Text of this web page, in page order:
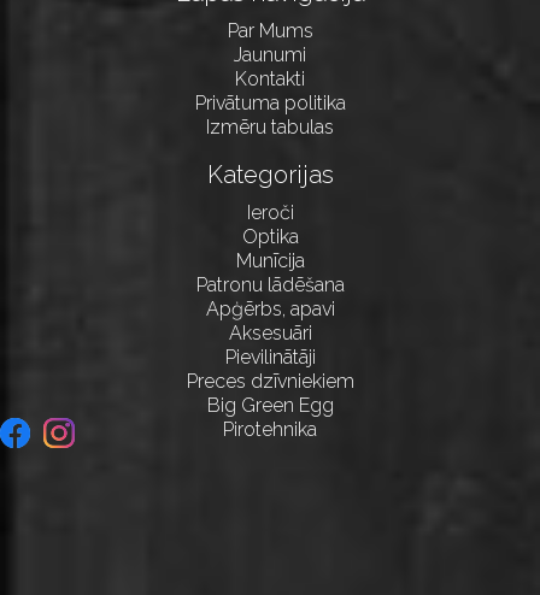
Par Mums
Jaunumi
Kontakti
Privātuma politika
Izmēru tabulas
Kategorijas
Ieroči
Optika
Munīcija
Patronu lādēšana
Apģērbs, apavi
Aksesuāri
Pievilinātāji
Preces dzīvniekiem
Big Green Egg
Pirotehnika